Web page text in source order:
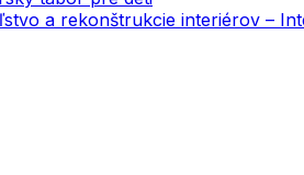
a rekonštrukcie interiérov –